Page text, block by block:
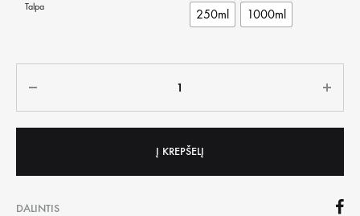
Talpa 250ml 1000ml
Į KREPŠELĮ
DALINTIS